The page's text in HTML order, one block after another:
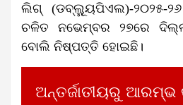
ଲିଗ୍‌ (ଡବ୍ଲ୍ୟୁୂପିଏଲ)-୨୦୨୫-୨୬
ଚଳିତ ନଭେମ୍ବର ୨୭ରେ
ବୋଲି ନିଷ୍ପତ୍ତି ହୋଇଛି।
ଅନ୍ତର୍ଜାତୀୟରୁ ଆରମ୍ଭ